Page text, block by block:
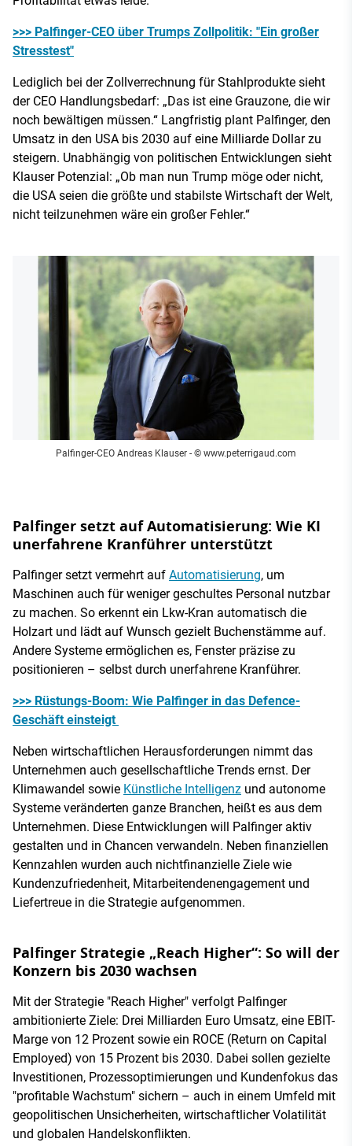
>>> Palfinger-CEO über Trumps Zollpolitik: "Ein großer
Stresstest"
Lediglich bei der Zollverrechnung für Stahlprodukte sieht
der CEO Handlungsbedarf: „Das ist eine Grauzone, die wir
noch bewältigen müssen.“ Langfristig plant Palfinger, den
Umsatz in den USA bis 2030 auf eine Milliarde Dollar zu
steigern. Unabhängig von politischen Entwicklungen sieht
Klauser Potenzial: „Ob man nun Trump möge oder nicht,
die USA seien die größte und stabilste Wirtschaft der Welt,
nicht teilzunehmen wäre ein großer Fehler.“
Palfinger-CEO Andreas Klauser - © www.peterrigaud.com
Palfinger setzt auf Automatisierung: Wie KI
unerfahrene Kranführer unterstützt
Palfinger setzt vermehrt auf Automatisierung, um
Maschinen auch für weniger geschultes Personal nutzbar
zu machen. So erkennt ein Lkw-Kran automatisch die
Holzart und lädt auf Wunsch gezielt Buchenstämme auf.
Andere Systeme ermöglichen es, Fenster präzise zu
positionieren – selbst durch unerfahrene Kranführer.
>>> Rüstungs-Boom: Wie Palfinger in das Defence-
Geschäft einsteigt
Neben wirtschaftlichen Herausforderungen nimmt das
Unternehmen auch gesellschaftliche Trends ernst. Der
Klimawandel sowie Künstliche Intelligenz und autonome
Systeme veränderten ganze Branchen, heißt es aus dem
Unternehmen. Diese Entwicklungen will Palfinger aktiv
gestalten und in Chancen verwandeln. Neben finanziellen
Kennzahlen wurden auch nichtfinanzielle Ziele wie
Kundenzufriedenheit, Mitarbeitendenengagement und
Liefertreue in die Strategie aufgenommen.
Palfinger Strategie „Reach Higher“: So will der
Konzern bis 2030 wachsen
Mit der Strategie "Reach Higher" verfolgt Palfinger
ambitionierte Ziele: Drei Milliarden Euro Umsatz, eine EBIT-
Marge von 12 Prozent sowie ein ROCE (Return on Capital
Employed) von 15 Prozent bis 2030. Dabei sollen gezielte
Investitionen, Prozessoptimierungen und Kundenfokus das
"profitable Wachstum" sichern – auch in einem Umfeld mit
geopolitischen Unsicherheiten, wirtschaftlicher Volatilität
und globalen Handelskonflikten.